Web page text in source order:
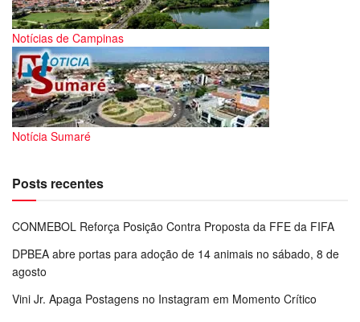
Notícias de Campinas
Notícia Sumaré
Posts recentes
CONMEBOL Reforça Posição Contra Proposta da FFE da FIFA
DPBEA abre portas para adoção de 14 animais no sábado, 8 de
agosto
Vini Jr. Apaga Postagens no Instagram em Momento Crítico